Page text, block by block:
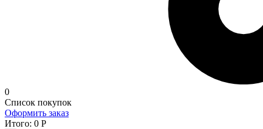
0
Список покупок
Оформить заказ
Итого: 0 Р